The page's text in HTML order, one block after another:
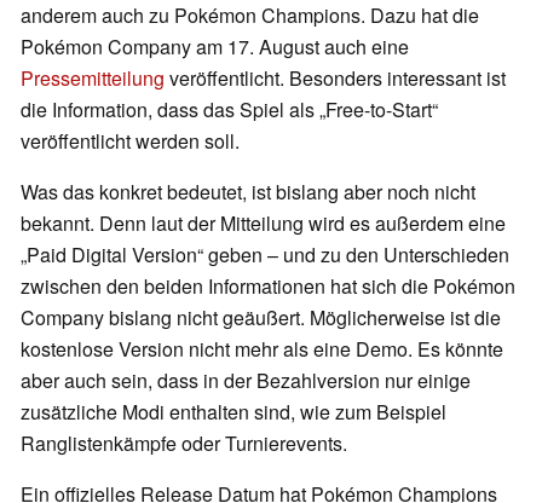
anderem auch zu Pokémon Champions. Dazu hat die
Pokémon Company am 17. August auch eine
Pressemitteilung veröffentlicht. Besonders interessant ist
die Information, dass das Spiel als „Free-to-Start“
veröffentlicht werden soll.
Was das konkret bedeutet, ist bislang aber noch nicht
bekannt. Denn laut der Mitteilung wird es außerdem eine
„Paid Digital Version“ geben – und zu den Unterschieden
zwischen den beiden Informationen hat sich die Pokémon
Company bislang nicht geäußert. Möglicherweise ist die
kostenlose Version nicht mehr als eine Demo. Es könnte
aber auch sein, dass in der Bezahlversion nur einige
zusätzliche Modi enthalten sind, wie zum Beispiel
Ranglistenkämpfe oder Turnierevents.
Ein offizielles Release Datum hat Pokémon Champions